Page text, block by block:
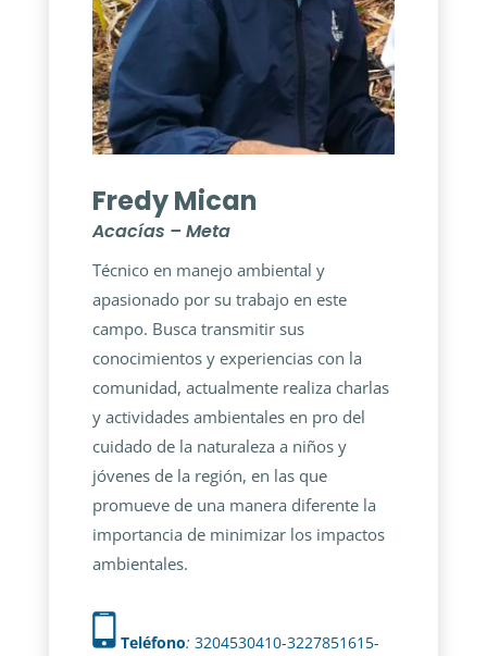
Fredy Mican
Acacías – Meta
Técnico en manejo ambiental y
apasionado por su trabajo en este
campo. Busca transmitir sus
conocimientos y experiencias con la
comunidad, actualmente realiza charlas
y actividades ambientales en pro del
cuidado de la naturaleza a niños y
jóvenes de la región, en las que
promueve de una manera diferente la
importancia de minimizar los impactos
ambientales.
Teléfono: 3204530410-3227851615-